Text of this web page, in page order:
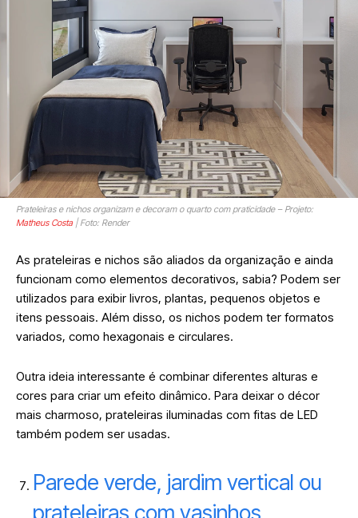
Prateleiras e nichos organizam e decoram o quarto com praticidade – Projeto:
Matheus Costa| Foto: Render
As prateleiras e nichos são aliados da organização e ainda
funcionam como elementos decorativos, sabia? Podem ser
utilizados para exibir livros, plantas, pequenos objetos e
itens pessoais. Além disso, os nichos podem ter formatos
variados, como hexagonais e circulares.
Outra ideia interessante é combinar diferentes alturas e
cores para criar um efeito dinâmico. Para deixar o décor
mais charmoso, prateleiras iluminadas com fitas de LED
também podem ser usadas.
Parede verde, jardim vertical ou
prateleiras com vasinhos